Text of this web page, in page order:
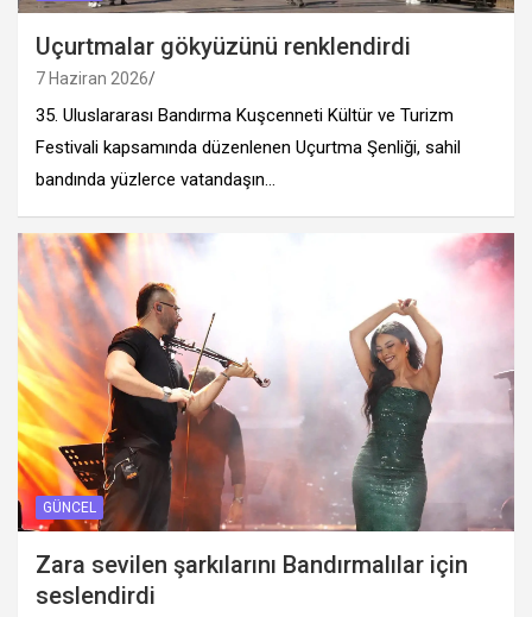
Uçurtmalar gökyüzünü renklendirdi
7 Haziran 2026
35.⁠ ⁠Uluslararası Bandırma Kuşcenneti Kültür ve Turizm
Festivali kapsamında düzenlenen Uçurtma Şenliği, sahil
bandında yüzlerce vatandaşın…
GÜNCEL
Zara sevilen şarkılarını Bandırmalılar için
seslendirdi